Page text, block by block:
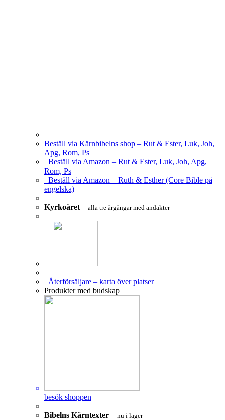
Beställ via Kärnbibelns shop – Rut & Ester, Luk, Joh,
Apg, Rom, Ps
Beställ via Amazon – Rut & Ester, Luk, Joh, Apg,
Rom, Ps
Beställ via Amazon – Ruth & Esther (Core Bible på
engelska)
Kyrkoåret – alla tre årgångar med andakter
Återförsäljare – karta över platser
Produkter med budskap
besök shoppen
Bibelns Kärntexter – nu i lager